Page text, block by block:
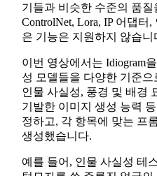
기들과 비슷한 수준의 품질
ControlNet, Lora, IP 어댑
은 기능은 지원하지 않습니
이번 영상에서는 Idiogram
성 모델들을 다양한 기준
인물 사실성, 풍경 및 배경
기발한 이미지 생성 능력
정하고, 각 항목에 맞는 프
생성했습니다.
예를 들어, 인물 사실성 테